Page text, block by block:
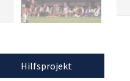
Hilfsprojekt